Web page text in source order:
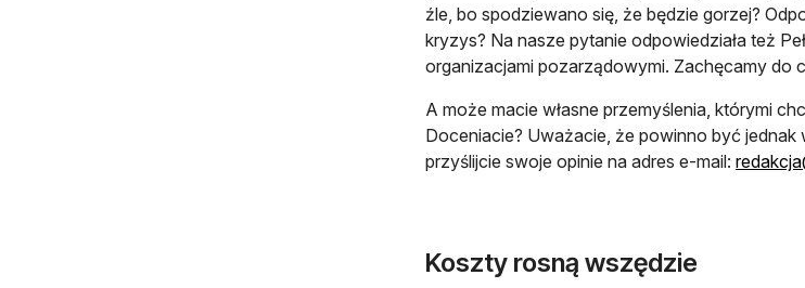
źle, bo spodziewano się, że będzie gorzej?
kryzys? Na nasze pytanie odpowiedziała też
organizacjami pozarządowymi. Zachęcamy do
A może macie własne przemyślenia, którymi
Doceniacie? Uważacie, że powinno być jednak
przyślijcie swoje opinie na adres e-mail:
Koszty rosną wszędzie